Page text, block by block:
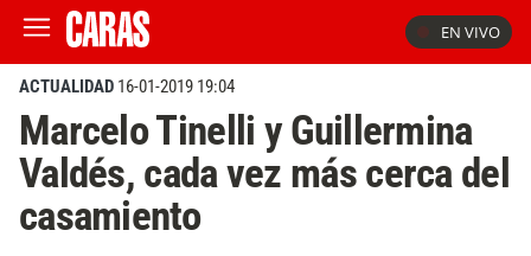
EN VIVO
ACTUALIDAD 16-01-2019 19:04
Marcelo Tinelli y Guillermina
Valdés, cada vez más cerca del
casamiento